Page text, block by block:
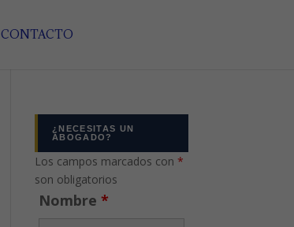
CONTACTO
¿NECESITAS UN
ABOGADO?
Los campos marcados con*
son obligatorios
Nombre*